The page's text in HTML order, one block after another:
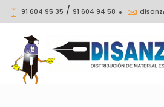
91 604 95 35 / 91 604 94 58